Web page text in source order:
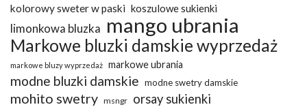
kolorowy sweter w paski koszulowe sukienki
limonkowa bluzka mango ubrania
Markowe bluzki damskie wyprzedaż
markowe bluzy wyprzedaż markowe ubrania
modne bluzki damskie modne swetry damskie
mohito swetry msngr orsay sukienki